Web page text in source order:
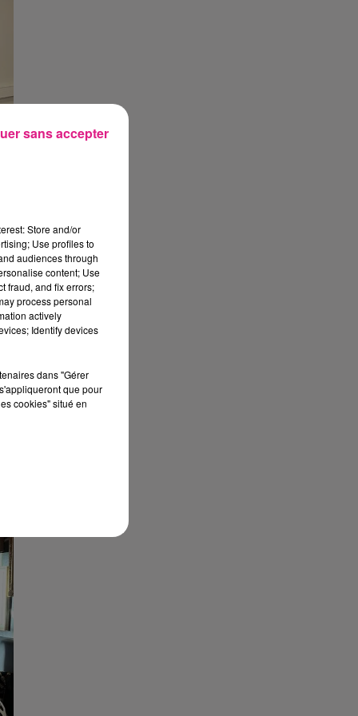
Store and/or
Use profiles to
audiences through
content; Use
fraud, and fix errors;
process personal
actively
Identify devices
dans "Gérer
que pour
cookies" situé en
sans accepter